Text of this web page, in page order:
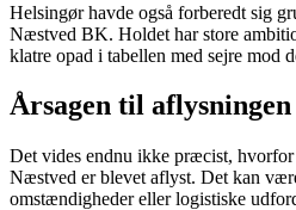
Helsingør havde også forberedt sig
Næstved BK. Holdet har store
klatre opad i tabellen med sejre mod
Årsagen til aflysningen
Det vides endnu ikke præcist,
Næstved er blevet aflyst. Det kan
omstændigheder eller logistiske